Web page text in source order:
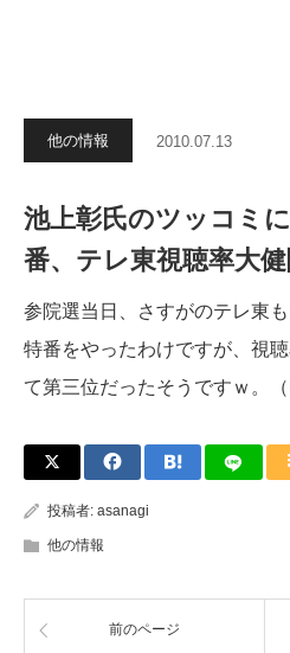
他の情報 2010.07.13
池上彰氏のツッコミ
番、テレ東視聴率大健
参院選当日、さすがのテレ東
特番をやったわけですが、視
て第三位だったそうですｗ。（
投稿者: asanagi
他の情報
前のページ